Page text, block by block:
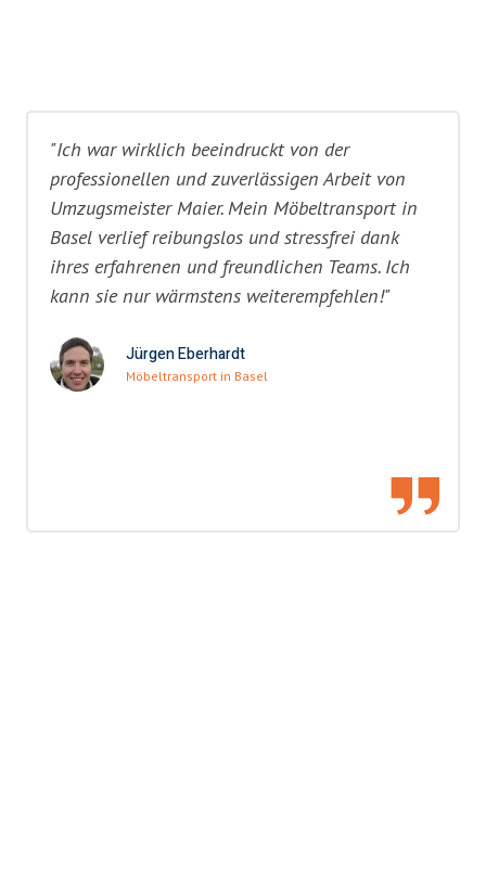
"Ich war wirklich beeindruckt von der
professionellen und zuverlässigen Arbeit von
Umzugsmeister Maier. Mein Möbeltransport in
Basel verlief reibungslos und stressfrei dank
ihres erfahrenen und freundlichen Teams. Ich
kann sie nur wärmstens weiterempfehlen!"
Jürgen Eberhardt
Möbeltransport in Basel